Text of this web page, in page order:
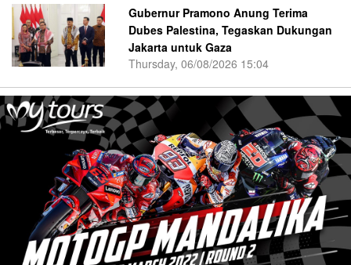
Gubernur Pramono Anung Terima
Dubes Palestina, Tegaskan Dukungan
Jakarta untuk Gaza
Thursday, 06/08/2026 15:04